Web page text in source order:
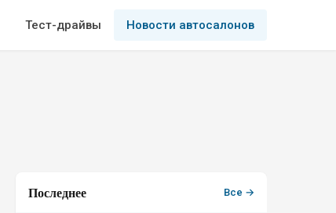
Тест-драйвы Новости автосалонов
Последнее Все →